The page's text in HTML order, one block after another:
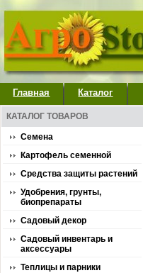
Главная Каталог
КАТАЛОГ ТОВАРОВ
Семена
Картофель семенной
Средства защиты растений
Удобрения, грунты,
биопрепараты
Садовый декор
Садовый инвентарь и
аксессуары
Теплицы и парники